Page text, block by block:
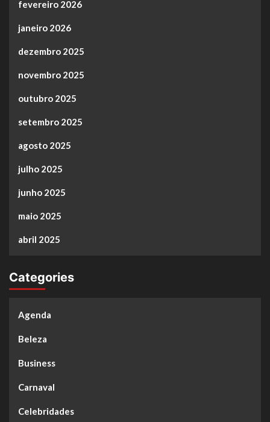
fevereiro 2026
janeiro 2026
dezembro 2025
novembro 2025
outubro 2025
setembro 2025
agosto 2025
julho 2025
junho 2025
maio 2025
abril 2025
Categories
Agenda
Beleza
Business
Carnaval
Celebridades